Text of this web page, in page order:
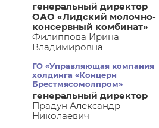
генеральный директор
ОАО «Лидский молочно-
консервный комбинат»
Филиппова Ирина
Владимировна
ГО «Управляющая компания
холдинга «Концерн
Брестмясомолпром»
генеральный директор
Прадун Александр
Николаевич